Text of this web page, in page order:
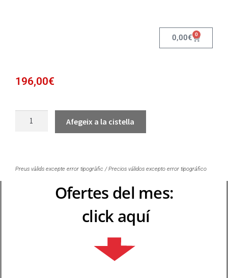
0,00€ 0
196,00€
Afegeix a la cistella
Preus vàlids excepte error tipogràfic / Precios válidos excepto error tipográfico
Ofertes del mes:
click aquí